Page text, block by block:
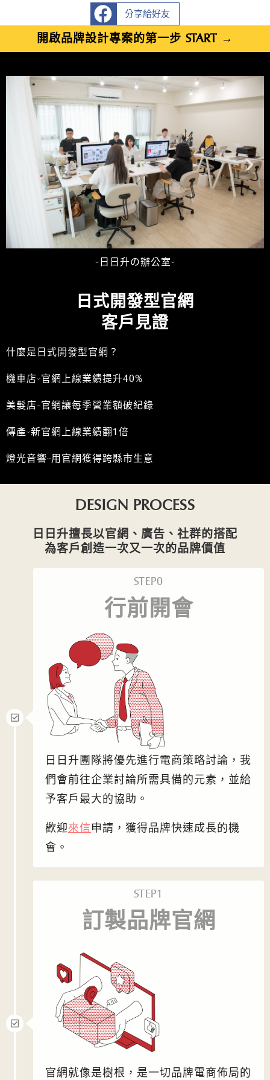
分享給好友
開啟品牌設計專案的第一步 START →
-日日升の辦公室-
日式開發型官網
客戶見證
什麼是日式開發型官網？
機車店-官網上線業績提升40%
美髮店-官網讓每季營業額破紀錄
傳產-新官網上線業績翻1倍
燈光音響-用官網獲得跨縣市生意
DESIGN PROCESS
日日升擅長以官網、廣告、社群的搭配
為客戶創造一次又一次的品牌價值
STEP0
行前開會
日日升團隊將優先進行電商策略討論，我
們會前往企業討論所需具備的元素，並給
予客戶最大的協助。
歡迎來信申請，獲得品牌快速成長的機
會。
STEP1
訂製品牌官網
官網就像是樹根，是一切品牌電商佈局的